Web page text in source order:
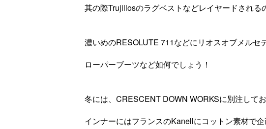
其の際Trujillosのラグベストなどレイヤードされる
濃いめのRESOLUTE 711などにリオスオブメル
ローパーブーツなど如何でしょう！
冬には、CRESCENT DOWN WORKSに別注して
インナーにはフランスのKanellにコットン素材で